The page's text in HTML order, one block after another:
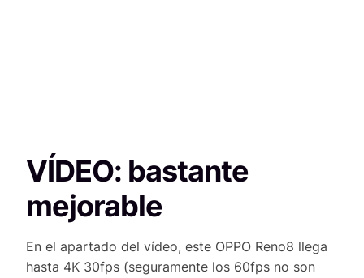
VÍDEO: bastante
mejorable
En el apartado del vídeo, este OPPO Reno8 llega
hasta 4K 30fps (seguramente los 60fps no son